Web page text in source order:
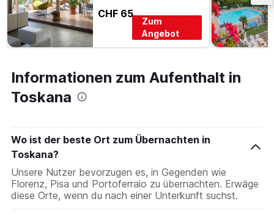
CHF 65
Zum
Angebot
Informationen zum Aufenthalt in
Toskana
Wo ist der beste Ort zum Übernachten in
Toskana?
Unsere Nutzer bevorzugen es, in Gegenden wie
Florenz, Pisa und Portoferraio zu übernachten. Erwäge
diese Orte, wenn du nach einer Unterkunft suchst.